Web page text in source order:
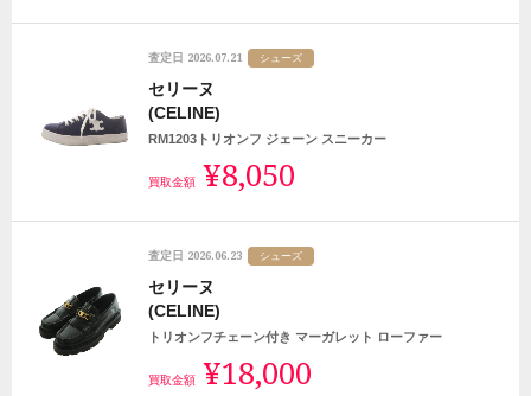
査定日 2026.07.21 シューズ
セリーヌ
(CELINE)
RM1203トリオンフ ジェーン スニーカー
買取金額 ¥8,050
査定日 2026.06.23 シューズ
セリーヌ
(CELINE)
トリオンフチェーン付き マーガレット ローファー
買取金額 ¥18,000